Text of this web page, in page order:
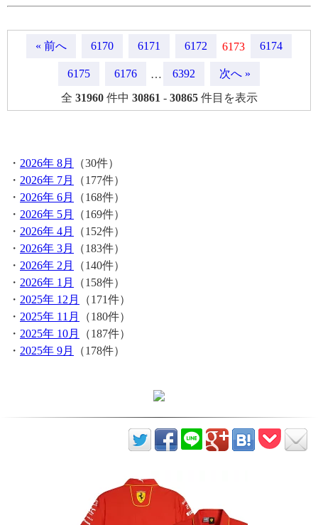
« 前へ 6170 6171 6172 6173 6174
6175 6176 … 6392
次へ »
全 31960件中 30861 - 30865件目を表示
・ 2026年 8月
（30件）
・ 2026年 7月
（177件）
・ 2026年 6月
（168件）
・ 2026年 5月
（169件）
・ 2026年 4月
（152件）
・ 2026年 3月
（183件）
・ 2026年 2月
（140件）
・ 2026年 1月
（158件）
・ 2025年 12月
（171件）
・ 2025年 11月
（180件）
・ 2025年 10月
（187件）
・ 2025年 9月 （178件）